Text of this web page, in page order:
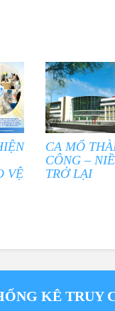
VỆ
CA MỔ
CÔNG –
TRỞ LẠI
KÊ TRUY